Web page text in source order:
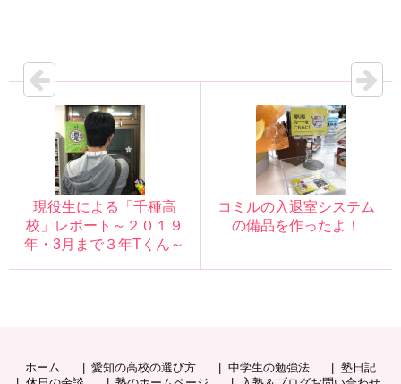
現役生による「千種高
校」レポート～２０１９
年・3月まで３年Tくん～
コミルの入退室システム
の備品を作ったよ！
ホーム 愛知の高校の選び方 中学生の勉強法
塾日記